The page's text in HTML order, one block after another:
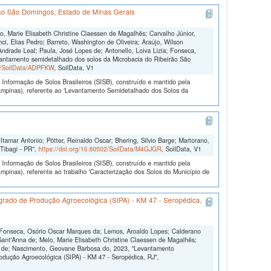
São Domingos, Estado de Minas Gerais
Marie Elisabeth Christine Claessen de Magalhẽs; Carvalho Júnior,
Elias Pedro; Barreto, Washington de Oliveira; Araújo, Wilson
Leal; Paula, José Lopes de; Antonello, Loiva Lizia; Fonseca,
semidetalhado dos solos da Microbacia do Ribeirão São
ADPFKW, SoilData, V1
de Solos Brasileiros (SISB), construído e mantido pela
referente ao 'Levantamento Semidetalhado dos Solos da
Antonio; Pötter, Reinaldo Oscar; Bhering, Silvio Barge; Martorano,
- PR", https://doi.org/10.60502/SoilData/M4GJGR, SoilData, V1
de Solos Brasileiros (SISB), construído e mantido pela
referente ao trabalho 'Caracterização dos Solos do Município de
de Produção Agroecológica (SIPA) - KM 47 - Seropédica,
Osório Oscar Marques da; Lemos, Aroaldo Lopes; Calderano
de; Melo, Marie Elisabeth Christine Claessen de Magalhẽs;
Nascimento, Geovane Barbosa do, 2023, "Levantamento
Agroecológica (SIPA) - KM 47 - Seropédica, RJ",